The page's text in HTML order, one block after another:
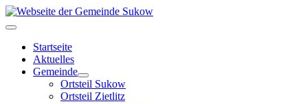
Startseite
Aktuelles
Gemeinde
Ortsteil Sukow
Ortsteil Zietlitz